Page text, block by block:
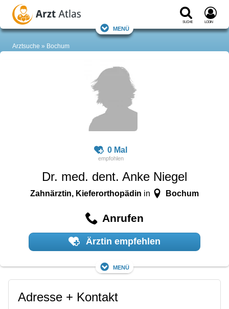
Suche Login
Menü
Arztsuche Bochum
0 Mal
Dr. med. dent. Anke Niegel
Zahnärztin, Kieferorthopädin in Bochum
Anrufen
Ärztin empfehlen
Menü
Adresse + Kontakt